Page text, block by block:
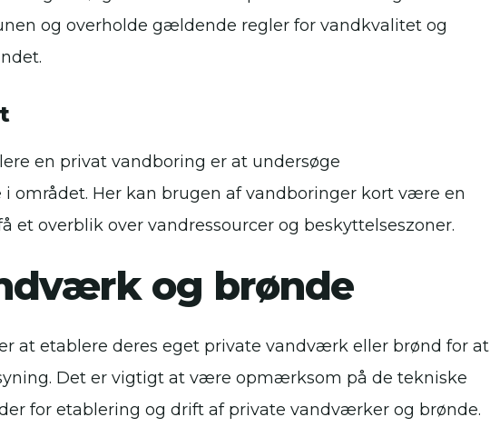
og overholde gældende regler for vandkvalitet og
en privat vandboring er at undersøge
området. Her kan brugen af vandboringer kort være en
et overblik over vandressourcer og beskyttelseszoner.
og brønde
at etablere deres eget private vandværk eller brønd for at
Det er vigtigt at være opmærksom på de tekniske
for etablering og drift af private vandværker og brønde.